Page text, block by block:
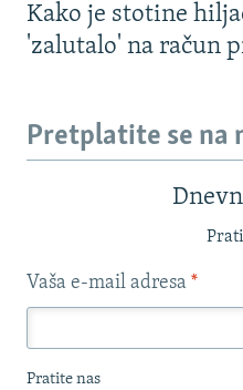
Kako je stotine
'zalutalo' na račun
Pretplatite se na
Vaša e-mail adresa *
Pratite nas